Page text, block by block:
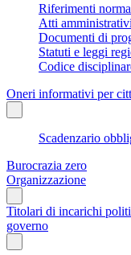
Riferimenti
Atti
Documenti di
Statuti e leggi
Codice
Oneri informativi per
Scadenzario
Burocrazia zero
Organizzazione
Titolari di incarichi
governo